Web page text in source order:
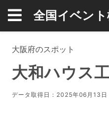
全国イベン
大阪府のスポット
大和ハウス
データ取得日：2025年06月13日